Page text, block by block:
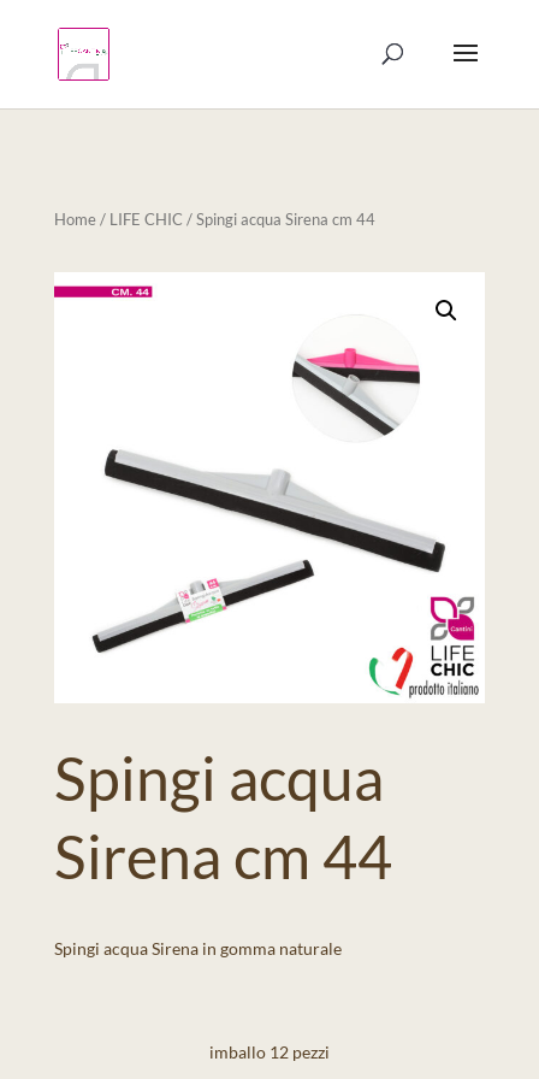
Home/ LIFE CHIC / Spingi acqua Sirena cm 44
Spingi acqua
Sirena cm 44
Spingi acqua Sirena in gomma naturale
imballo 12 pezzi